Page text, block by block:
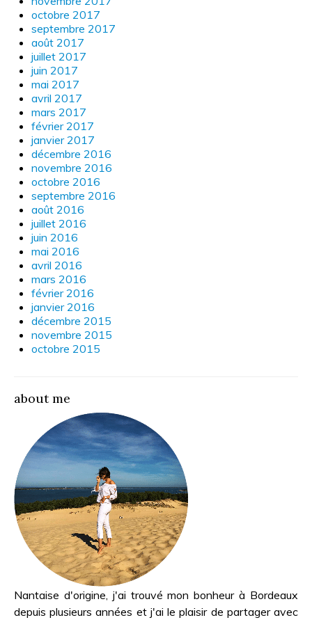
octobre 2017
septembre 2017
août 2017
juillet 2017
juin 2017
mai 2017
avril 2017
mars 2017
février 2017
janvier 2017
décembre 2016
novembre 2016
octobre 2016
septembre 2016
août 2016
juillet 2016
juin 2016
mai 2016
avril 2016
mars 2016
février 2016
janvier 2016
décembre 2015
novembre 2015
octobre 2015
about me
Nantaise d'origine, j'ai trouvé mon bonheur à Bordeaux
depuis plusieurs années et j'ai le plaisir de partager avec